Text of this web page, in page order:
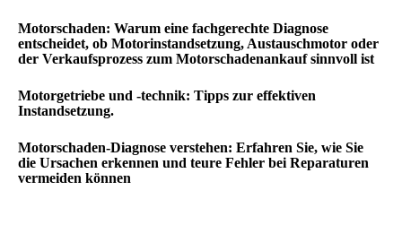
Motorschaden: Warum eine fachgerechte Diagnose
entscheidet, ob Motorinstandsetzung, Austauschmotor oder
der Verkaufsprozess zum Motorschadenankauf sinnvoll ist
Motorgetriebe und -technik: Tipps zur effektiven
Instandsetzung.
Motorschaden-Diagnose verstehen: Erfahren Sie, wie Sie
die Ursachen erkennen und teure Fehler bei Reparaturen
vermeiden können